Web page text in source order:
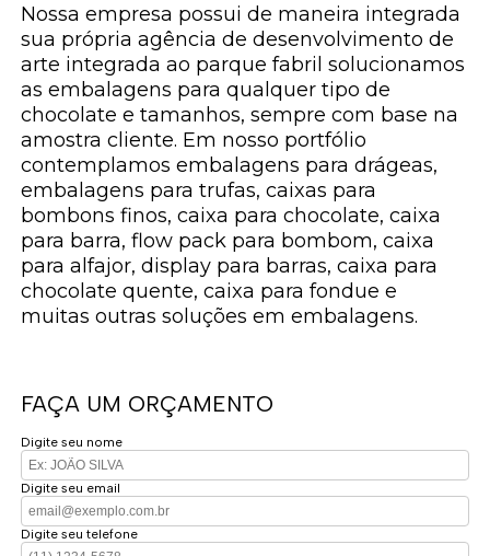
Nossa empresa possui de maneira integrada
sua própria agência de desenvolvimento de
arte integrada ao parque fabril solucionamos
as embalagens para qualquer tipo de
chocolate e tamanhos, sempre com base na
amostra cliente. Em nosso portfólio
contemplamos embalagens para drágeas,
embalagens para trufas, caixas para
bombons finos, caixa para chocolate, caixa
para barra, flow pack para bombom, caixa
para alfajor, display para barras, caixa para
chocolate quente, caixa para fondue e
muitas outras soluções em embalagens.
FAÇA UM ORÇAMENTO
Digite seu nome
Digite seu email
Digite seu telefone